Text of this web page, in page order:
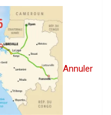
Annuler